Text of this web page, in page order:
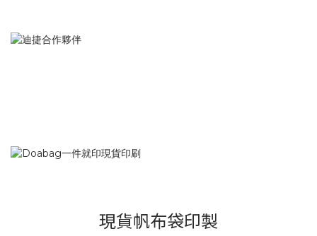
現貨帆布袋印製